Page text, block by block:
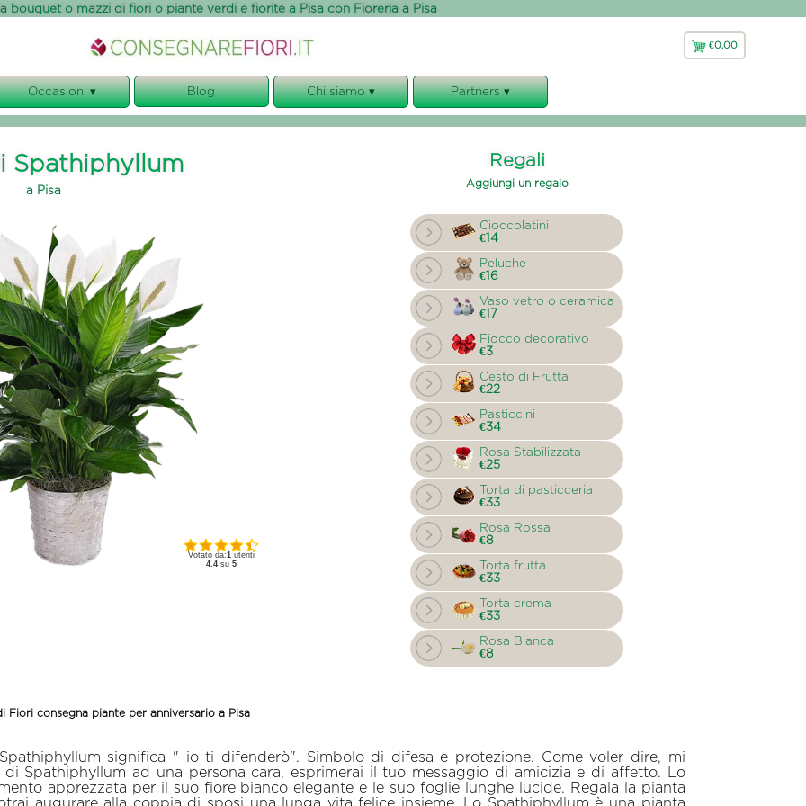
bouquet o mazzi di fiori o piante verdi e fiorite a Pisa con Fioreria a Pisa
€0,00
€0,00
Occasioni ▾
Condoglianze
Matrimonio
Blog Chi siamo ▾ Partners ▾
Florajet
Spathiphyllum
a Pisa
Votato da:1utenti
4.4su 5
Regali
Aggiungi un regalo
Cioccolatini
€14
Peluche
€16
Vaso vetro o ceramica
€17
Fiocco decorativo
€3
Cesto di Frutta
€22
Pasticcini
€34
Rosa Stabilizzata
€25
Torta di pasticceria
€33
Rosa Rossa
€8
Torta frutta
€33
Torta crema
€33
Rosa Bianca
€8
consegna piante per anniversario a Pisa
significa " io ti difenderò". Simbolo di difesa e protezione. Come voler dire, mi
Spathiphyllum ad una persona cara, esprimerai il tuo messaggio di amicizia e di affetto. Lo
apprezzata per il suo fiore bianco elegante e le suo foglie lunghe lucide. Regala la pianta